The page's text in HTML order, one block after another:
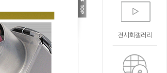
전시회갤러리